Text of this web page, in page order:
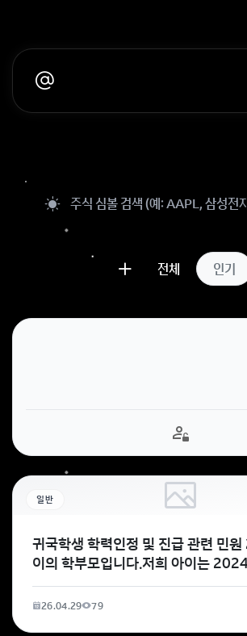
전체 인기
일반
귀국학생 학력인정 및 진급 관련 민
이의 학부모입니다.저희 아이는
2025년 6월까지 캐나다 브리티시컬
에26.04.29 79